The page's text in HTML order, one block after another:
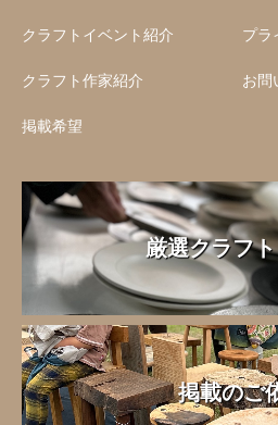
クラフトイベント紹介
クラフト作家紹介
掲載希望
プラ
お問
厳選クラフ
掲載のご